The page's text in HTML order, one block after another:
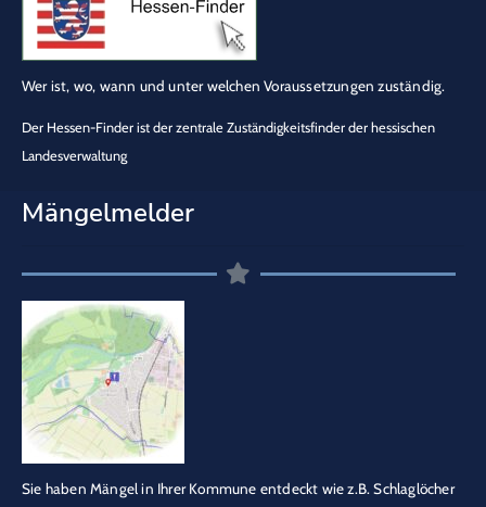
Wer ist, wo, wann und unter welchen Voraussetzungen zuständig.
Der Hessen-Finder ist der zentrale Zuständigkeitsfinder der hessischen
Landesverwaltung
Mängelmelder
Sie haben Mängel in Ihrer Kommune entdeckt wie z.B. Schlaglöcher